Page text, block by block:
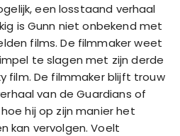
een losstaand verhaal
is Gunn niet onbekend met
films. De filmmaker weet
te slagen met zijn derde
film. De filmmaker blijft trouw
van de Guardians of
hij op zijn manier het
kan vervolgen. Voelt